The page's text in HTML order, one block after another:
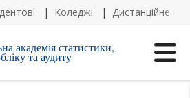
Коледжі Дистанційне
академія статистики,
та аудиту